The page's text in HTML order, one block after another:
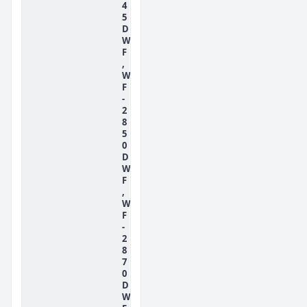
4
5
D
W
F
,
W
F
-
2
8
5
0
D
W
F
,
W
F
-
2
8
7
0
D
W